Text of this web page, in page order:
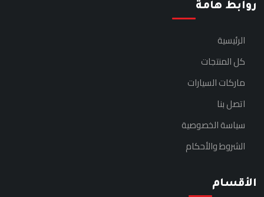
روابط هامة
الرئيسية
كل المنتجات
ماركات السيارات
اتصل بنا
سياسة الخصوصية
الشروط والأحكام
الأقسام